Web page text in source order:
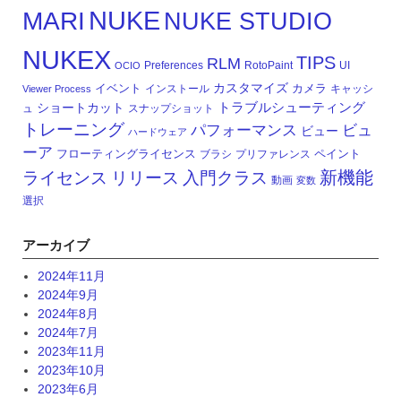
MARI NUKE NUKE STUDIO
NUKEX OCIO Preferences RLM RotoPaint TIPS UI
Viewer Process イベント インストール カスタマイズ カメラ キャッシ
ュ ショートカット スナップショット トラブルシューティング
トレーニング ハードウェア パフォーマンス ビュー ビュ
ーア フローティングライセンス ブラシ プリファレンス ペイント
ライセンス リリース 入門クラス 動画 変数 新機能
選択
アーカイブ
2024年11月
2024年9月
2024年8月
2024年7月
2023年11月
2023年10月
2023年6月